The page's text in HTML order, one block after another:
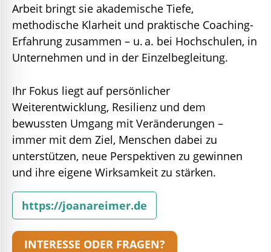
Arbeit bringt sie akademische Tiefe,
methodische Klarheit und praktische Coaching-
Erfahrung zusammen – u. a. bei Hochschulen, in
Unternehmen und in der Einzelbegleitung.
Ihr Fokus liegt auf persönlicher
Weiterentwicklung, Resilienz und dem
bewussten Umgang mit Veränderungen –
immer mit dem Ziel, Menschen dabei zu
unterstützen, neue Perspektiven zu gewinnen
und ihre eigene Wirksamkeit zu stärken.
https://joanareimer.de
INTERESSE ODER FRAGEN?